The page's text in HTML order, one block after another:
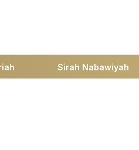
Sirah Nabawiyah